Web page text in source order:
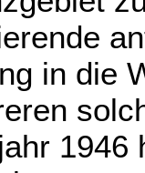
in die
1946